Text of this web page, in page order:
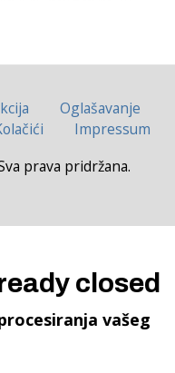
Oglašavanje
Impressum
prava pridržana.
closed
vašeg